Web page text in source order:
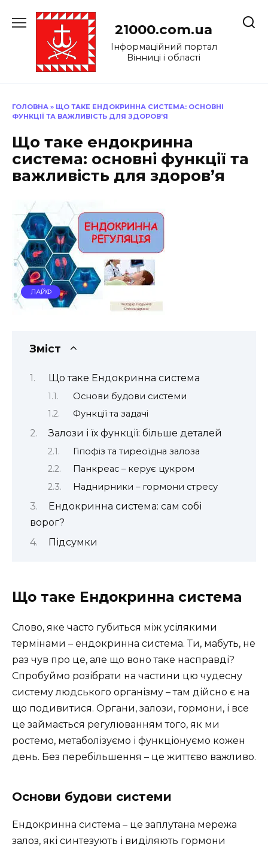
до
21000.com.ua
Інформаційний портал
Вінниці і області
ГОЛОВНА » ЩО ТАКЕ ЕНДОКРИННА СИСТЕМА: ОСНОВНІ
ФУНКЦІЇ ТА ВАЖЛИВІСТЬ ДЛЯ ЗДОРОВ’Я
Що таке ендокринна
система: основні функції та
важливість для здоров’я
ЛАЙФ
Зміст
Що таке Ендокринна система
Основи будови системи
Функції та задачі
Залози і їх функції: більше деталей
Гіпофіз та тиреоїдна залоза
Панкреас – керує цукром
Наднирники – гормони стресу
Ендокринна система: сам собі
ворог?
Підсумки
Що таке Ендокринна система
Слово, яке часто губиться між усілякими
термінами – ендокринна система. Ти, мабуть, не
раз чув про це, але що воно таке насправді?
Спробуймо розібрати на частини цю чудесну
систему людського організму – там дійсно є на
що подивитися. Органи, залози, гормони, і все
це займається регулюванням того, як ми
ростемо, метаболізуємо і функціонуємо кожен
день. Без перебільшення – це життєво важливо.
Основи будови системи
Ендокринна система – це заплутана мережа
залоз, які синтезують і виділяють гормони